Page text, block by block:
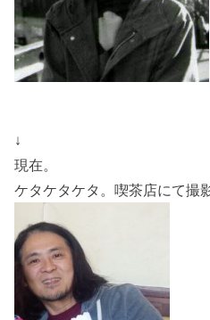
↓
現在。
ケタケタケタ。喫茶店にて撮